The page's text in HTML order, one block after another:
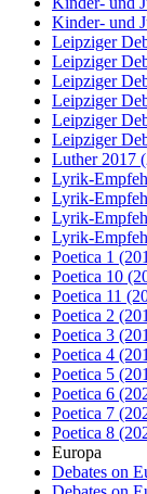
Kinder- und
Leipziger
Leipziger
Leipziger
Leipziger
Leipziger
Leipziger
Luther 2017
Lyrik-
Lyrik-
Lyrik-
Lyrik-
Poetica 1
Poetica 10
Poetica 11
Poetica 2
Poetica 3
Poetica 4
Poetica 5
Poetica 6
Poetica 7
Poetica 8
Europa
Debates on